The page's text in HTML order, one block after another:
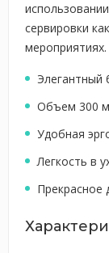
сервировки
мероприятиях.
Объем 300
Удобная
Легкость в
Прекрасное